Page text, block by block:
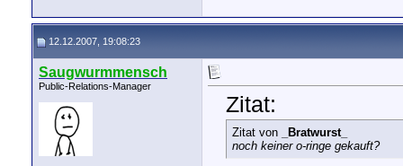
12.12.2007, 19:08:23
Saugwurmmensch
Public-Relations-Manager
Zitat:
Zitat von
_Bratwurst_
noch keiner o-ringe gekauft?